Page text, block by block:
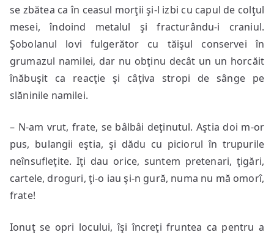
se zbătea ca în ceasul morţii şi-l izbi cu capul de colţul
mesei, îndoind metalul şi fracturându-i craniul.
Şobolanul lovi fulgerător cu tăişul conservei în
grumazul namilei, dar nu obţinu decât un un horcăit
înăbuşit ca reacţie şi câţiva stropi de sânge pe
slăninile namilei.
– N-am vrut, frate, se bâlbâi deţinutul. Aştia doi m-or
pus, bulangii eştia, şi dădu cu piciorul în trupurile
neînsufleţite. Iţi dau orice, suntem pretenari, ţigări,
cartele, droguri, ţi-o iau şi-n gură, numa nu mă omorî,
frate!
Ionuţ se opri locului, îşi încreţi fruntea ca pentru a